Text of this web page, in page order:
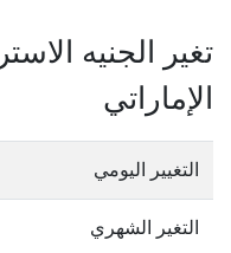
تغير الجنيه
الإماراتي
التغيير اليومي
التغير الشهري